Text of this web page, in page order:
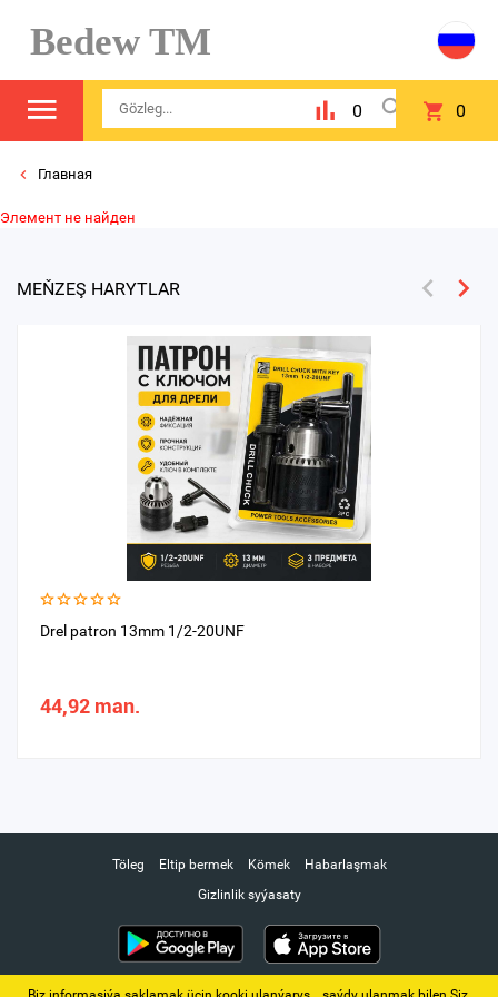
Bedew TM
0 0
Главная
Элемент не найден
MEŇZEŞ HARYTLAR
Drel patron 13mm 1/2-20UNF
44,92 man.
Töleg Eltip bermek Kömek
Habarlaşmak
Gizlinlik syýasaty